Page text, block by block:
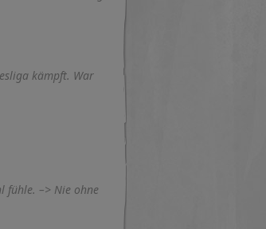
kämpft. War
fühle. –> Nie ohne